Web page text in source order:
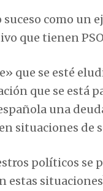
como un
que tienen
que se esté
que se está
una
situaciones de
políticos
estas